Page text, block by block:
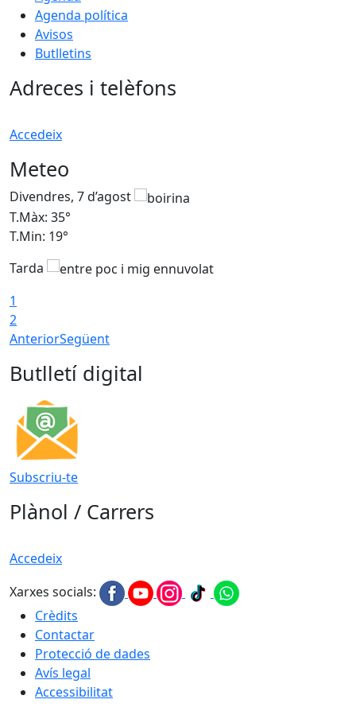
Agenda política
Avisos
Butlletins
Adreces i telèfons
Accedeix
Meteo
Divendres, 7 d’agost
T.Màx: 35°
T.Min: 19°
Tarda
1
2
AnteriorSegüent
Butlletí digital
Subscriu-te
Plànol / Carrers
Accedeix
Xarxes socials:
Crèdits
Contactar
Protecció de dades
Avís legal
Accessibilitat